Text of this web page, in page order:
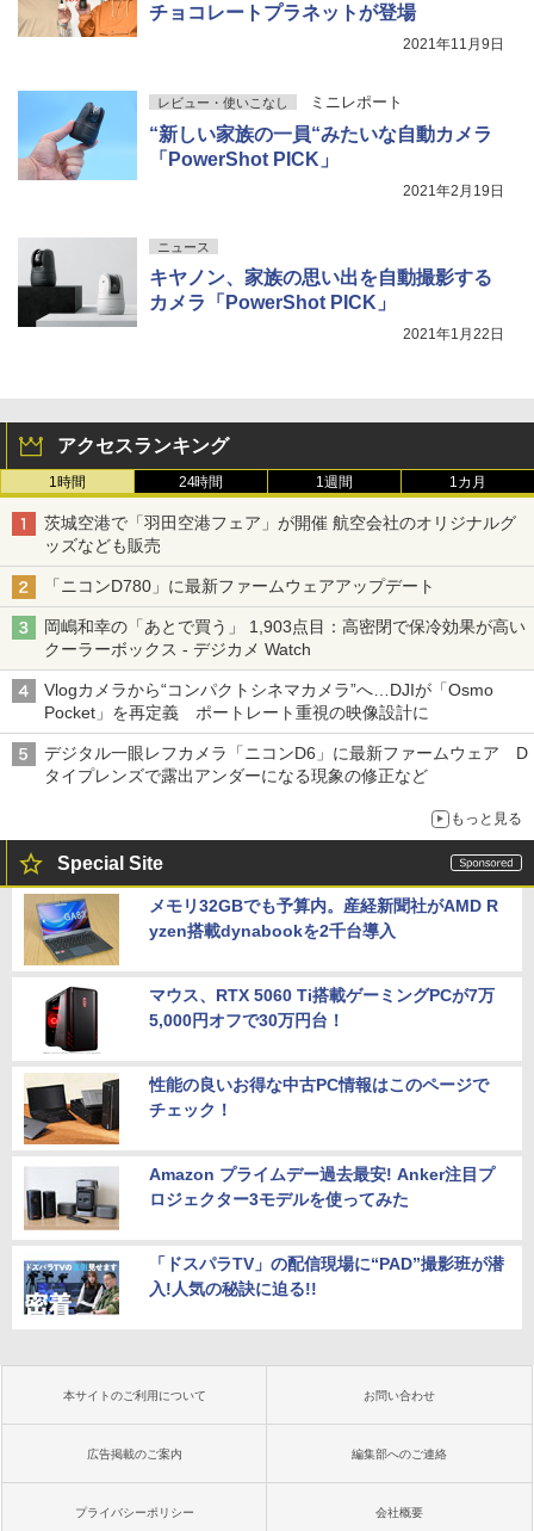
チョコレートプラネットが登場
2021年11月9日
レビュー・使いこなし ミニレポート
“新しい家族の一員“みたいな自動カメラ
「PowerShot PICK」
2021年2月19日
ニュース
キヤノン、家族の思い出を自動撮影する
カメラ「PowerShot PICK」
2021年1月22日
アクセスランキング
1時間 24時間 1週間 1カ月
茨城空港で「羽田空港フェア」が開催 航空会社のオリジナルグ
ッズなども販売
「ニコンD780」に最新ファームウェアアップデート
岡嶋和幸の「あとで買う」 1,903点目：高密閉で保冷効果が高い
クーラーボックス - デジカメ Watch
Vlogカメラから“コンパクトシネマカメラ”へ…DJIが「Osmo
Pocket」を再定義 ポートレート重視の映像設計に
デジタル一眼レフカメラ「ニコンD6」に最新ファームウェア D
タイプレンズで露出アンダーになる現象の修正など
もっと見る
Special Site
メモリ32GBでも予算内。産経新聞社がAMD R
yzen搭載dynabookを2千台導入
マウス、RTX 5060 Ti搭載ゲーミングPCが7万
5,000円オフで30万円台！
性能の良いお得な中古PC情報はこのページで
チェック！
Amazon プライムデー過去最安! Anker注目プ
ロジェクター3モデルを使ってみた
「ドスパラTV」の配信現場に“PAD”撮影班が潜
入!人気の秘訣に迫る!!
本サイトのご利用について お問い合わせ
広告掲載のご案内 編集部へのご連絡
プライバシーポリシー 会社概要